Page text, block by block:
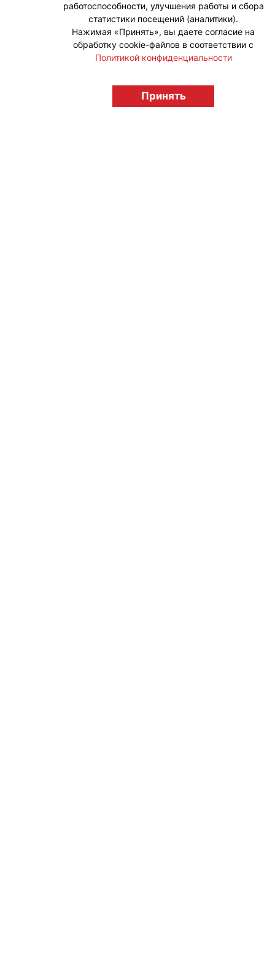
работоспособности, улучшения работы и сбора
статистики посещений (аналитики).
Нажимая «Принять», вы даете согласие на
обработку cookie-файлов в соответствии с
Политикой конфиденциальности
Принять